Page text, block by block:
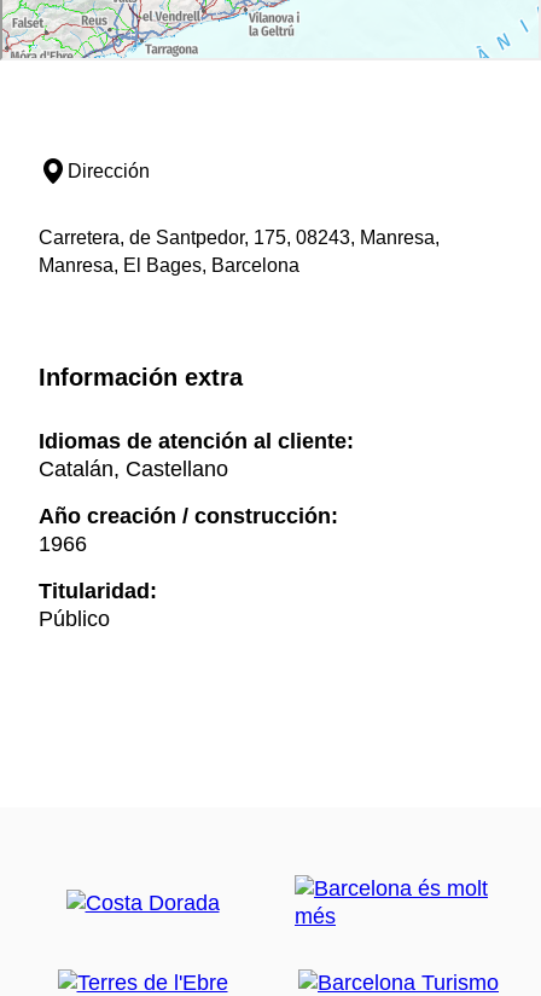
Dirección
Carretera, de Santpedor, 175, 08243, Manresa,
Manresa, El Bages, Barcelona
Información extra
Idiomas de atención al cliente:
Catalán, Castellano
Año creación / construcción:
1966
Titularidad:
Público